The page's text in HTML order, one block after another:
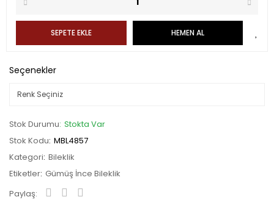
SEPETE EKLE HEMEN AL
Seçenekler
Stok Durumu Stokta Var
Stok Kodu MBL4857
Kategori Bileklik
Etiketler Gümüş İnce Bileklik
Paylaş: